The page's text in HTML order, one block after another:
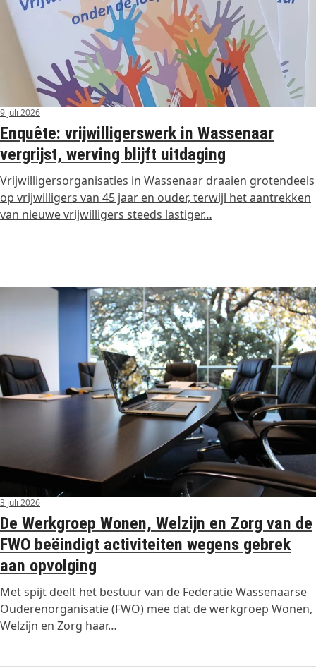
9 juli 2026
Enquête: vrijwilligerswerk in Wassenaar
vergrijst, werving blijft uitdaging
Vrijwilligersorganisaties in Wassenaar draaien grotendeels
op vrijwilligers van 45 jaar en ouder, terwijl het aantrekken
van nieuwe vrijwilligers steeds lastiger…
3 juli 2026
De Werkgroep Wonen, Welzijn en Zorg van de
FWO beëindigt activiteiten wegens gebrek
aan opvolging
Met spijt deelt het bestuur van de Federatie Wassenaarse
Ouderenorganisatie (FWO) mee dat de werkgroep Wonen,
Welzijn en Zorg haar…